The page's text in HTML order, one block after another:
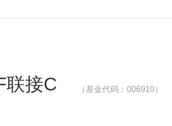
联接C （基金代码：006910）